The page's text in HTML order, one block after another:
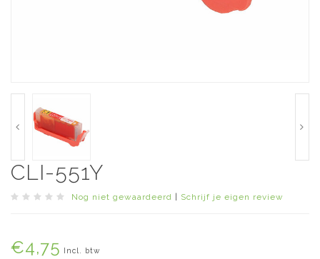
CLI-551Y
Nog niet gewaardeerd Schrijf je eigen review
€4,75 Incl. btw